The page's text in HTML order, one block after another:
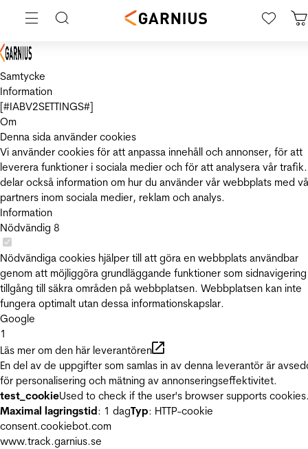
Samtycke
Information
[#IABV2SETTINGS#]
Om
Denna sida använder cookies
Vi använder cookies för att anpassa innehåll och annonser, för att
leverera funktioner i sociala medier och för att analysera vår
delar också information om hur du använder vår webbplats med
partners inom sociala medier, reklam och analys.
Information
Nödvändig 8
Nödvändiga cookies hjälper till att göra en webbplats användbar
genom att möjliggöra grundläggande funktioner som
tillgång till säkra områden på webbplatsen. Webbplatsen kan inte
fungera optimalt utan dessa informationskapslar.
Google
1
Läs mer om den här leverantören
En del av de uppgifter som samlas in av denna leverantör är
för personalisering och mätning av annonseringseffektivitet.
test_cookieUsed to check if the user's browser supports
Maximal lagringstid: 1 dagTyp: HTTP-cookie
consent.cookiebot.com
www.track.garnius.se